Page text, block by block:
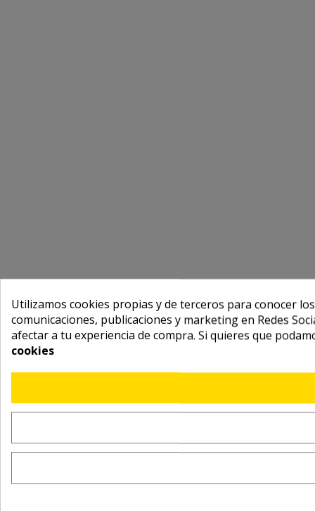
Utilizamos cookies propias y de terceros para conocer
comunicaciones, publicaciones y marketing en Redes
afectar a tu experiencia de compra. Si quieres que
cookies